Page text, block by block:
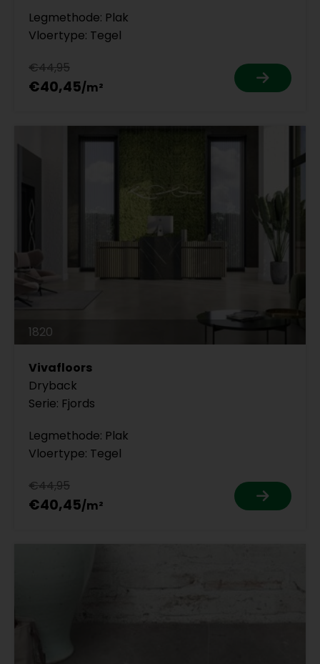
Legmethode: Plak
Vloertype: Tegel
€44,95
€40,45
1820
Vivafloors
Dryback
Serie: Fjords
Legmethode: Plak
Vloertype: Tegel
€44,95
€40,45